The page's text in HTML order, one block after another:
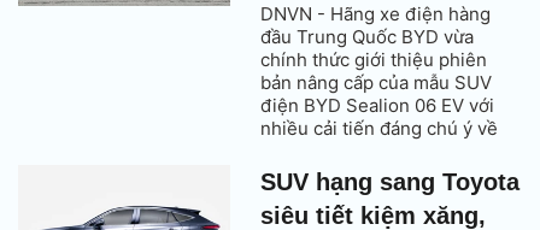
DNVN - Hãng xe điện hàng
đầu Trung Quốc BYD vừa
chính thức giới thiệu phiên
bản nâng cấp của mẫu SUV
điện BYD Sealion 06 EV với
nhiều cải tiến đáng chú ý về
tiện nghi.
SUV hạng sang Toyota
siêu tiết kiệm xăng,